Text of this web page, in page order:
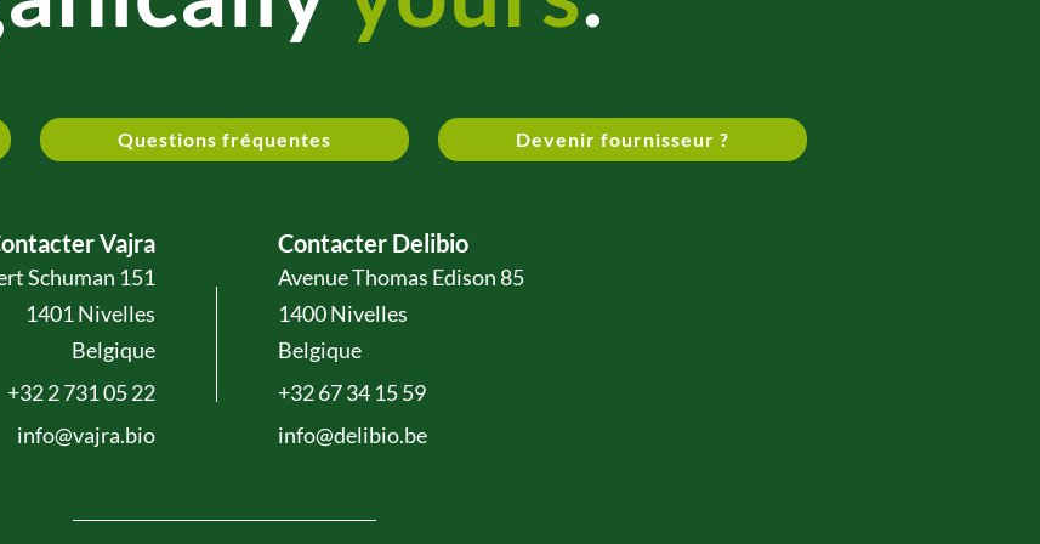
Questions fréquentes Devenir fournisseur ?
Vajra
Schuman 151
1401 Nivelles
Belgique
+32 2 731 05 22
info@vajra.bio
Contacter Delibio
Avenue Thomas Edison 85
1400 Nivelles
Belgique
+32 67 34 15 59
info@delibio.be